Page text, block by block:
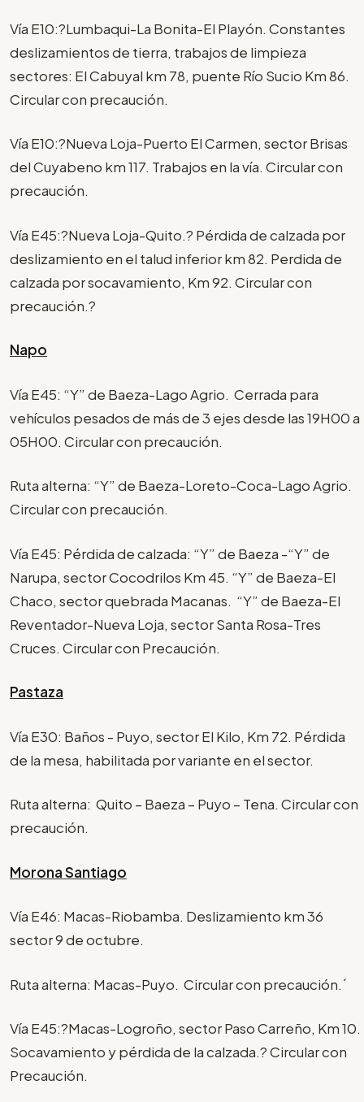
Vía E10:?Lumbaqui-La Bonita-El Playón. Constantes
deslizamientos de tierra, trabajos de limpieza
sectores: El Cabuyal km 78, puente Río Sucio Km 86.
Circular con precaución.
Vía E10:?Nueva Loja-Puerto El Carmen, sector Brisas
del Cuyabeno km 117. Trabajos en la vía. Circular con
precaución.
Vía E45:?Nueva Loja-Quito.? Pérdida de calzada por
deslizamiento en el talud inferior km 82. Perdida de
calzada por socavamiento, Km 92. Circular con
precaución.?
Napo
Vía E45: “Y” de Baeza-Lago Agrio. Cerrada para
vehículos pesados de más de 3 ejes desde las 19H00 a
05H00. Circular con precaución.
Ruta alterna: “Y” de Baeza-Loreto-Coca-Lago Agrio.
Circular con precaución.
Vía E45: Pérdida de calzada: “Y” de Baeza -“Y” de
Narupa, sector Cocodrilos Km 45. “Y” de Baeza-El
Chaco, sector quebrada Macanas. “Y” de Baeza-El
Reventador-Nueva Loja, sector Santa Rosa-Tres
Cruces. Circular con Precaución.
Pastaza
Vía E30: Baños - Puyo, sector El Kilo, Km 72. Pérdida
de la mesa, habilitada por variante en el sector.
Ruta alterna: Quito – Baeza – Puyo – Tena. Circular con
precaución.
Morona Santiago
Vía E46: Macas-Riobamba. Deslizamiento km 36
sector 9 de octubre.
Ruta alterna: Macas-Puyo. Circular con precaución.´
Vía E45:?Macas-Logroño, sector Paso Carreño, Km 10.
Socavamiento y pérdida de la calzada.? Circular con
Precaución.